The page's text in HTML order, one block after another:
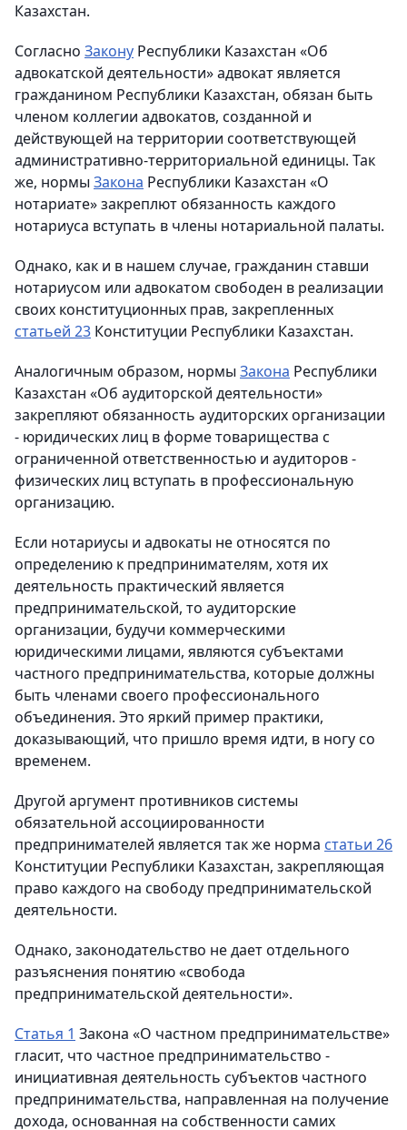
Казахстан.
Согласно Закону Республики Казахстан «Об
адвокатской деятельности» адвокат является
гражданином Республики Казахстан, обязан быть
членом коллегии адвокатов, созданной и
действующей на территории соответствующей
административно-территориальной единицы. Так
же, нормы Закона Республики Казахстан «О
нотариате» закреплют обязанность каждого
нотариуса вступать в члены нотариальной палаты.
Однако, как и в нашем случае, гражданин ставши
нотариусом или адвокатом свободен в реализации
своих конституционных прав, закрепленных
статьей 23 Конституции Республики Казахстан.
Аналогичным образом, нормы Закона Республики
Казахстан «Об аудиторской деятельности»
закрепляют обязанность аудиторских организации
- юридических лиц в форме товарищества с
ограниченной ответственностью и аудиторов -
физических лиц вступать в профессиональную
организацию.
Если нотариусы и адвокаты не относятся по
определению к предпринимателям, хотя их
деятельность практический является
предпринимательской, то аудиторские
организации, будучи коммерческими
юридическими лицами, являются субъектами
частного предпринимательства, которые должны
быть членами своего профессионального
объединения. Это яркий пример практики,
доказывающий, что пришло время идти, в ногу со
временем.
Другой аргумент противников системы
обязательной ассоциированности
предпринимателей является так же норма статьи 26
Конституции Республики Казахстан, закрепляющая
право каждого на свободу предпринимательской
деятельности.
Однако, законодательство не дает отдельного
разъяснения понятию «свобода
предпринимательской деятельности».
Статья 1 Закона «О частном предпринимательстве»
гласит, что частное предпринимательство -
инициативная деятельность субъектов частного
предпринимательства, направленная на получение
дохода, основанная на собственности самих